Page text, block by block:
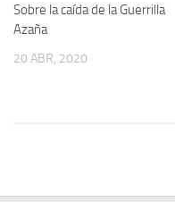
Personajes republicanos
Izquierda Republicana.
Sobre la caída de la Guerrilla
Azaña
20 ABR, 2020